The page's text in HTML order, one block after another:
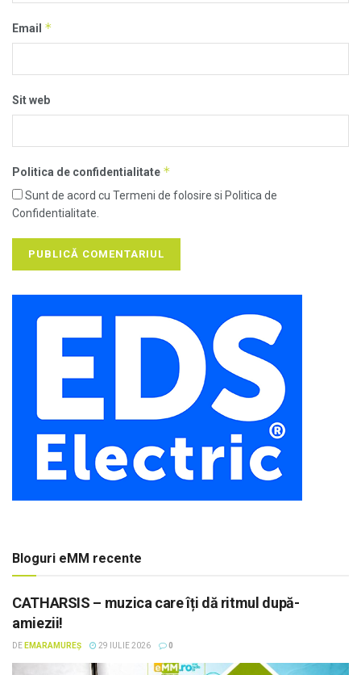
Email *
Sit web
Politica de confidentialitate *
Sunt de acord cu Termeni de folosire si Politica de
Confidentialitate.
Bloguri eMM recente
CATHARSIS – muzica care îți dă ritmul după-
amiezii!
DE EMARAMUREȘ 29 IULIE 2026 0